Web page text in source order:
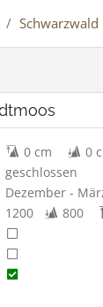
/ Schwarzwald
0 cm
0
geschlossen
Dezember -
1200 800